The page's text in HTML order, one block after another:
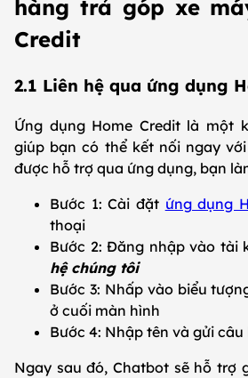
hàng trả góp xe
Credit
2.1 Liên hệ qua ứng dụng
Ứng dụng Home Credit là một
giúp bạn có thể kết nối ngay
được hỗ trợ qua ứng dụng, bạn
Bước 1: Cài đặt ứng dụng
thoại
Bước 2: Đăng nhập vào tài
hệ chúng tôi
Bước 3: Nhấp vào biểu
ở cuối màn hình
Bước 4: Nhập tên và gửi
Ngay sau đó, Chatbot sẽ hỗ trợ